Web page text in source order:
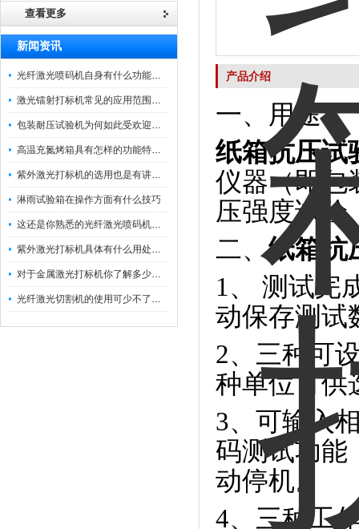
查看更多
新闻资讯
光纤激光喷码机自身有什么功能？不妨看看下文
激光镭射打标机常见的应用范围如下
包装耐压试验机为何如此受欢迎呢？
高温充氮烤箱具有怎样的功能特点呢？
紫外激光打标机的选用也是有讲究的
淋雨试验箱在操作方面有什么技巧
这还是你熟悉的光纤激光喷码机吗？
紫外激光打标机具体有什么用处呢？
对于金属激光打标机你了解多少呢？
光纤激光切割机的使用可少不了以下步骤
产品介绍
一、用途：
纸箱抗压试
仪器（即包
压强度试验
二、纸箱抗
1、 测试完
动保存测试
2、三种可
种单位可供
3、可输入
码测试功能
动停机。
4、三种工